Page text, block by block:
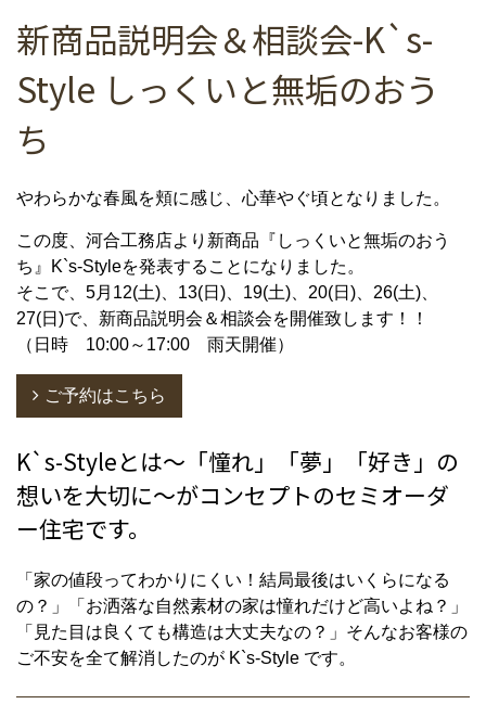
新商品説明会＆相談会-K`s-
Style しっくいと無垢のおう
ち
やわらかな春風を頬に感じ、心華やぐ頃となりました。
この度、河合工務店より新商品『しっくいと無垢のおう
ち』K`s-Styleを発表することになりました。
そこで、5月12(土)、13(日)、19(土)、20(日)、26(土)、
27(日)で、新商品説明会＆相談会を開催致します！！
（日時 10:00～17:00 雨天開催）
ご予約はこちら
K`s-Styleとは～「憧れ」「夢」「好き」の
想いを大切に～がコンセプトのセミオーダ
ー住宅です。
「家の値段ってわかりにくい！結局最後はいくらになる
の？」「お洒落な自然素材の家は憧れだけど高いよね？」
「見た目は良くても構造は大丈夫なの？」そんなお客様の
ご不安を全て解消したのが K`s-Style です。